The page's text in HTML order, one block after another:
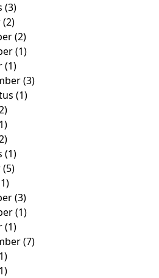
(3)
(2)
(2)
(1)
(1)
(3)
(1)
(1)
(5)
(3)
(1)
(1)
(7)